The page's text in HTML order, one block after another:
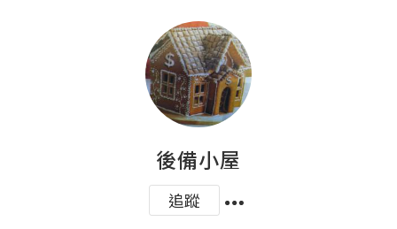
後備小屋
追蹤